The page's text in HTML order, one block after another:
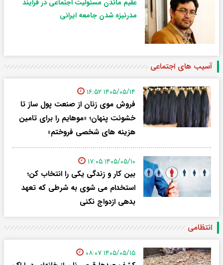
عقیم ماندن مسئولیت اجتماعی در فرایند
مدرنیزه شدن جامعه ایرانی
آسیب های اجتماعی
۱۴۰۵/۰۵/۱۴ ۱۶:۵۲
فروش موی زنان از صنعت پول ساز تا
خشونت پنهان؛ «موهایم را برای تامین
هزینه های شخصی فروختم»
۱۴۰۵/۰۵/۱۰ ۱۷:۰۵
بین کار و زندگی یکی را انتخاب کن؛
استخدام می شوی به شرطی که تعهد
بدهی ازدواج نکنی
انتظامی
۱۴۰۵/۰۵/۱۵ ۰۸:۰۷